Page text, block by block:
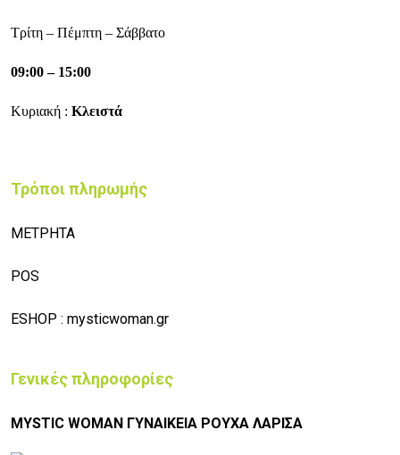
Τρίτη – Πέμπτη – Σάββατο
09:00 – 15:00
Κυριακή : Κλειστά
Τρόποι πληρωμής
ΜΕΤΡΗΤΑ
POS
ESHOP : mysticwoman.gr
Γενικές πληροφορίες
MYSTIC WOMAN ΓΥΝΑΙΚΕΙΑ ΡΟΥΧΑ ΛΑΡΙΣΑ